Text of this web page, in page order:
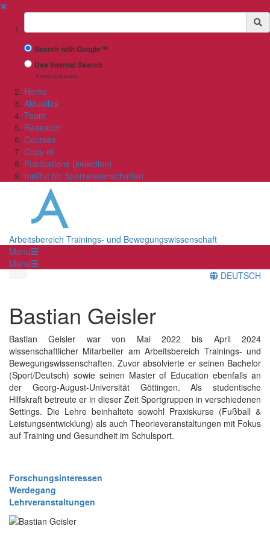
✖
Suchbegriff
Search with Google™
Use Internal Search
(limited result quality)
Home
Aktuelles
Team
Research
Courses
Copy of
Publications (selection)
Institut für Sportwissenschaften
Arbeitsbereich Trainings- und Bewegungswissenschaft
Menü
Menü
DEUTSCH
Bastian Geisler
Bastian Geisler war von Mai 2022 bis April 2024
wissenschaftlicher Mitarbeiter am Arbeitsbereich Trainings- und
Bewegungswissenschaften. Zuvor absolvierte er seinen Bachelor
(Sport/Deutsch) sowie seinen Master of Education ebenfalls an
der Georg-August-Universität Göttingen. Als studentische
Hilfskraft betreute er in dieser Zeit Sportgruppen in verschiedenen
Settings. Die Lehre beinhaltete sowohl Praxiskurse (Fußball &
Leistungsentwicklung) als auch Theorieveranstaltungen mit Fokus
auf Training und Gesundheit im Schulsport.
Forschungsinteressen
Werdegang
Lehrveranstaltungen